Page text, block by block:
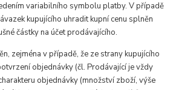
variabilního symbolu platby. V případě
kupujícího uhradit kupní cenu splněn
částky na účet prodávajícího.
zejména v případě, že ze strany kupujícího
objednávky (čl. Prodávající je vždy
objednávky (množství zboží, výše